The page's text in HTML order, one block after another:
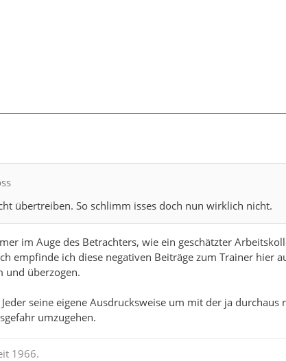
übertreiben. So schlimm isses doch nun wirklich nicht.
im Auge des Betrachters, wie ein geschätzter
empfinde ich diese negativen Beiträge zum Trainer hier
und überzogen.
seine eigene Ausdrucksweise um mit der ja durchaus
umzugehen.
1966.